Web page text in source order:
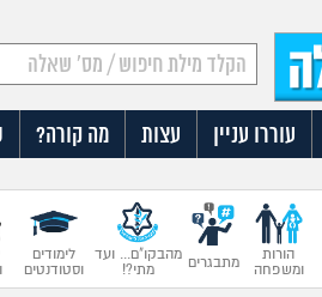
עוררו עניין עצות מה קורה?
הורות
ומשפחה
מתבגרים
מהבקו"ם... ועד
מתי?!
לימודים
וסטודנטים